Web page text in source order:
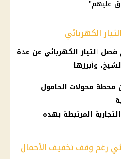
عليهم"
الكهربائي
فصل التيار الكهربائي عن عدة
وأبرزها:
المرتبطة بهذه
رغم وقف تخفيف الأحمال